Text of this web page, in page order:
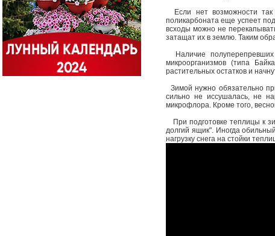
Если нет возможности так
поликарбоната еще успеет
всходы можно не
затащат их в землю. Таким
Наличие
микроорганизмов (типа
растительных остатков и
Зимой нужно обязательно
сильно не иссушалась, не
микрофлора. Кроме того,
При подготовке теплицы к
долгий ящик". Иногда
нагрузку снега на стойки